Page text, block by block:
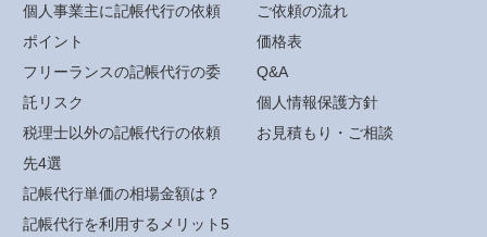
個人事業主に記帳代行の依頼
ポイント
フリーランスの記帳代行の委
託リスク
税理士以外の記帳代行の依頼
先4選
記帳代行単価の相場金額は？
記帳代行を利用するメリット5
ご依頼の流れ
価格表
Q&A
個人情報保護方針
お見積もり・ご相談